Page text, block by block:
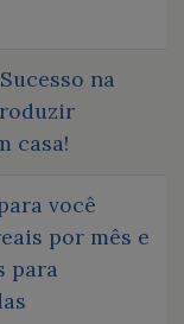
na
casa!
você
por mês e
para